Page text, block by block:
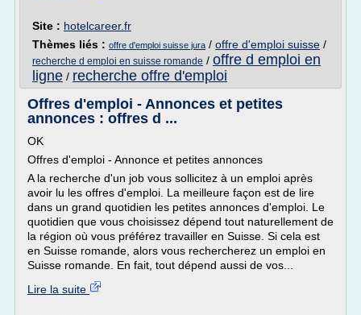
Site : hotelcareer.fr
Thèmes liés : offre d'emploi suisse jura / offre d'emploi suisse /
recherche d emploi en suisse romande / offre d emploi en
ligne / recherche offre d'emploi
Offres d'emploi - Annonces et petites
annonces : offres d ...
OK
Offres d'emploi - Annonce et petites annonces
A la recherche d'un job vous sollicitez à un emploi après
avoir lu les offres d'emploi. La meilleure façon est de lire
dans un grand quotidien les petites annonces d'emploi. Le
quotidien que vous choisissez dépend tout naturellement de
la région où vous préférez travailler en Suisse. Si cela est
en Suisse romande, alors vous rechercherez un emploi en
Suisse romande. En fait, tout dépend aussi de vos...
Lire la suite